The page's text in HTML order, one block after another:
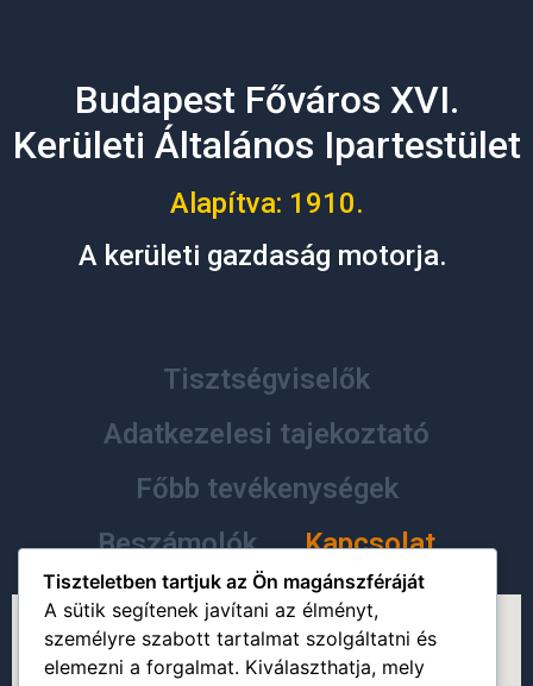
Budapest Főváros XVI.
Kerületi Általános Ipartestület
Alapítva: 1910.
A kerületi gazdaság motorja.
Tisztségviselők
Adatkezelesi tajekoztató
Főbb tevékenységek
Beszámolók
Kapcsolat
Tiszteletben tartjuk az Ön magánszféráját
A sütik segítenek javítani az élményt,
személyre szabott tartalmat szolgáltatni és
elemezni a forgalmat. Kiválaszthatja, mely